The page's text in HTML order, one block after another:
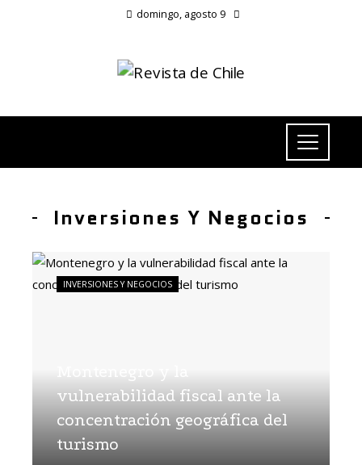
domingo, agosto 9
Inversiones Y Negocios
vulnerabilidad fiscal ante la
concentración geográfica del
turismo
INVERSIONES Y NEGOCIOS